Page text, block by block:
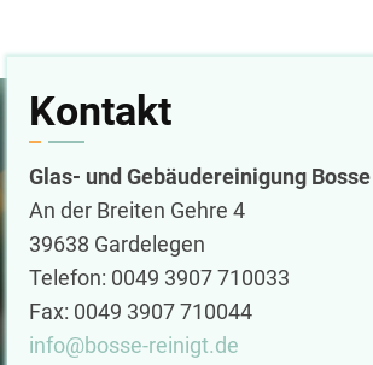
Kontakt
Glas- und Gebäudereinigung Bosse
An der Breiten Gehre 4
39638 Gardelegen
Telefon: 0049 3907 710033
Fax: 0049 3907 710044
info@bosse-reinigt.de